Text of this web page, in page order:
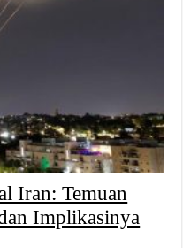
Iran: Temuan
Implikasinya